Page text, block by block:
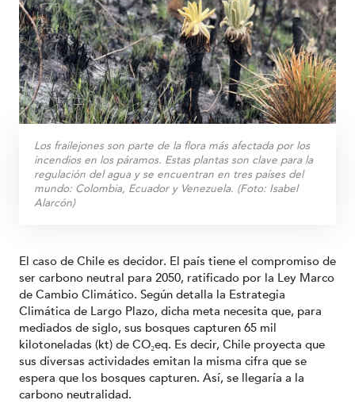
Los frailejones son parte de la flora más afectada por los
incendios en los páramos. Estas plantas son clave para la
regulación del agua y se encuentran en tres países del
mundo: Colombia, Ecuador y Venezuela. (Foto: Isabel
Alarcón)
El caso de Chile es decidor. El país tiene el compromiso de
ser carbono neutral para 2050, ratificado por la Ley Marco
de Cambio Climático. Según detalla la Estrategia
Climática de Largo Plazo, dicha meta necesita que, para
mediados de siglo, sus bosques capturen 65 mil
kilotoneladas (kt) de CO₂eq. Es decir, Chile proyecta que
sus diversas actividades emitan la misma cifra que se
espera que los bosques capturen. Así, se llegaría a la
carbono neutralidad.